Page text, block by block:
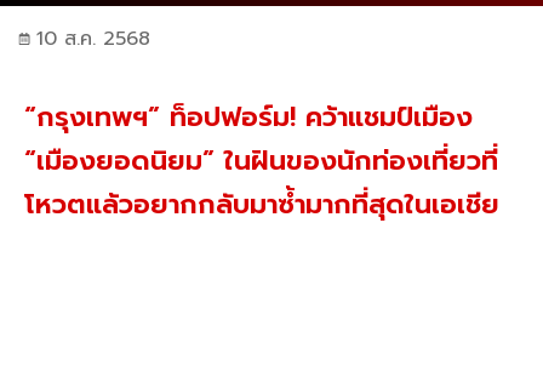
10 ส.ค. 2568
“กรุงเทพฯ” ท็อปฟอร์ม! คว้าแชมป์เมือง
“เมืองยอดนิยม” ในฝันของนักท่องเที่ยวที่
โหวตแล้วอยากกลับมาซ้ำมากที่สุดในเอเชีย